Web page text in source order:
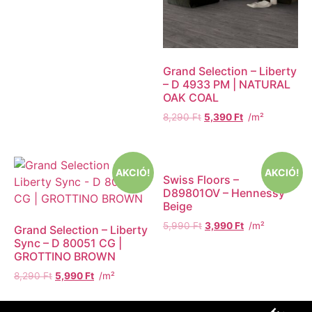
Grand Selection – Liberty
– D 4933 PM | NATURAL
OAK COAL
8,290Ft 5,390Ft /m²
AKCIÓ!
Grand Selection – Liberty
Sync – D 80051 CG |
GROTTINO BROWN
8,290Ft 5,990Ft /m²
AKCIÓ!
Swiss Floors –
D89801OV – Hennessy
Beige
5,990Ft 3,990Ft /m²